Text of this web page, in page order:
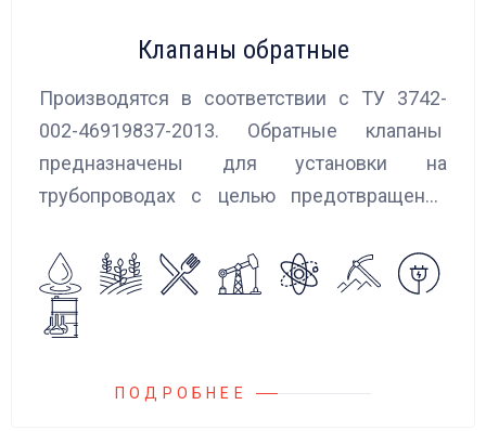
Клапаны обратные
Производятся в соответствии с ТУ 3742-
002-46919837-2013. Обратные клапаны
предназначены для установки на
трубопроводах с целью предотвращения
агрессивных жидкостей, эмульсий,
суспензий и пропуска их в прямом
направлении.
ПОДРОБНЕЕ